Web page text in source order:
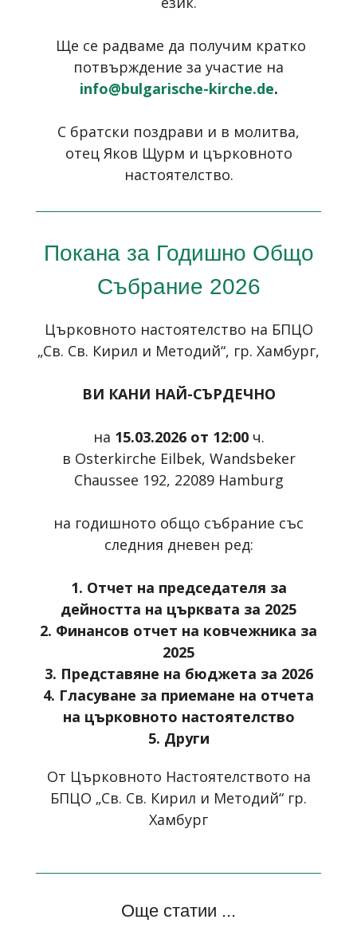
Ще се радваме да получим кратко
потвърждение за участие на
info@bulgarische-kirche.de.
С братски поздрави и в молитва,
отец Яков Щурм и църковното
настоятелство.
Покана за Годишно Общо
Събрание 2026
Църковното настоятелство на БПЦО
„Св. Св. Кирил и Методий“, гр. Хамбург,
ВИ КАНИ НАЙ-СЪРДЕЧНО
на 15.03.2026 от 12:00ч.
в Osterkirche Eilbek, Wandsbeker
Chaussee 192, 22089 Hamburg
на годишното общо събрание със
следния дневен ред:
1. Отчет на председателя за
дейността на църквата за 2025
2. Финансов отчет на ковчежника за
2025
3. Представяне на бюджета за 2026
4. Гласуване за приемане на отчета
на църковното настоятелство
5. Други
От Църковното Настоятелството на
БПЦО „Св. Св. Кирил и Методий“ гр.
Хамбург
Още статии ...